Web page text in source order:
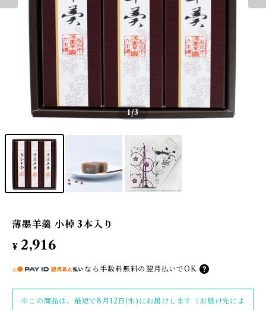
1/3
薄墨羊羹 小棹 3本入り
¥ 2,916
なら 手数料無料の 翌月払いでOK
※この商品は、最短で8月12日(水)にお届けします（お届け先によ